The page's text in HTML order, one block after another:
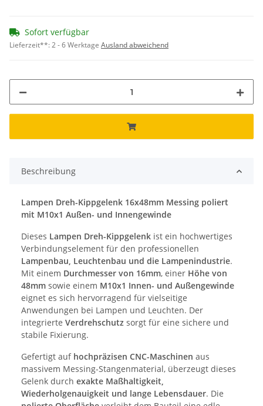
Sofort verfügbar
Lieferzeit**:2 - 6 Werktage Ausland abweichend
Beschreibung
Lampen Dreh-Kippgelenk 16x48mm Messing poliert
mit M10x1 Außen- und Innengewinde
Dieses Lampen Dreh-Kippgelenk ist ein hochwertiges
Verbindungselement für den professionellen
Lampenbau, Leuchtenbau und die Lampenindustrie.
Mit einem Durchmesser von 16mm, einer Höhe von
48mm sowie einem M10x1 Innen- und Außengewinde
eignet es sich hervorragend für vielseitige
Anwendungen bei Lampen und Leuchten. Der
integrierte Verdrehschutz sorgt für eine sichere und
stabile Fixierung.
Gefertigt auf hochpräzisen CNC-Maschinen aus
massivem Messing-Stangenmaterial, überzeugt dieses
Gelenk durch exakte Maßhaltigkeit,
Wiederholgenauigkeit und lange Lebensdauer. Die